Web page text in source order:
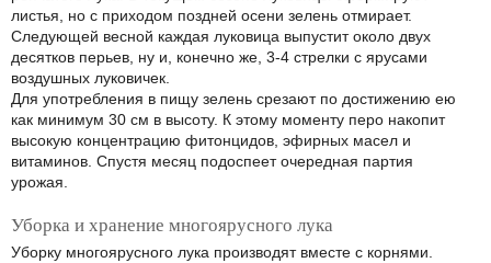
листья, но с приходом поздней осени зелень отмирает.
Следующей весной каждая луковица выпустит около двух
десятков перьев, ну и, конечно же, 3-4 стрелки с ярусами
воздушных луковичек.
Для употребления в пищу зелень срезают по достижению ею
как минимум 30 см в высоту. К этому моменту перо накопит
высокую концентрацию фитонцидов, эфирных масел и
витаминов. Спустя месяц подоспеет очередная партия
урожая.
Уборка и хранение многоярусного лука
Уборку многоярусного лука производят вместе с корнями.